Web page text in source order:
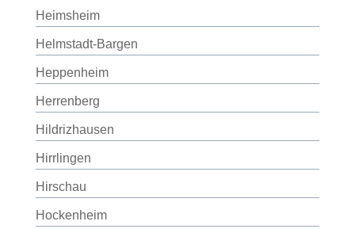
Heimsheim
Helmstadt-Bargen
Heppenheim
Herrenberg
Hildrizhausen
Hirrlingen
Hirschau
Hockenheim